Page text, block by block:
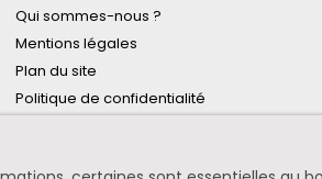
Qui sommes-nous ?
Mentions légales
Plan du site
Politique de confidentialité